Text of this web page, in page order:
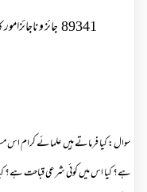
89341جائز و
ہے؟ کیا اس میں کوئی شرعی قباحت ہے؟